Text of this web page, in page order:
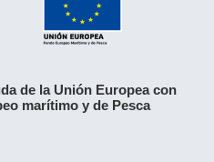
de la Unión Europea con
marítimo y de Pesca